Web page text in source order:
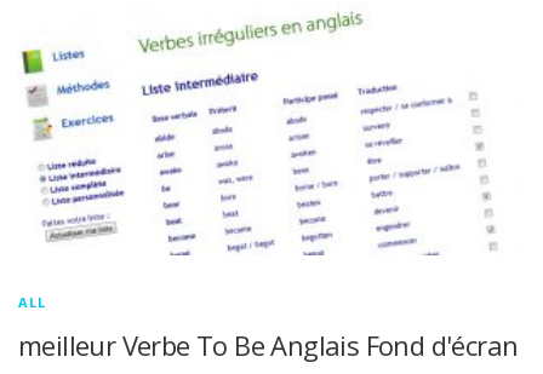
ALL
meilleur Verbe To Be Anglais Fond d'écran